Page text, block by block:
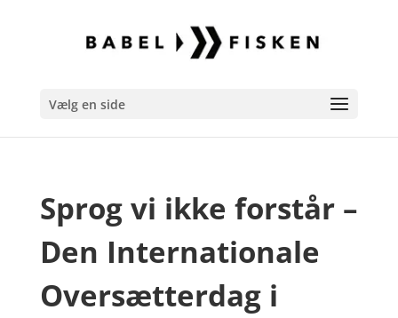
Vælg en side
Sprog vi ikke forstår –
Den Internationale
Oversætterdag i